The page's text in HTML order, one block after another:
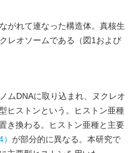
がれて連なった構造体。真核生
レオソームである（図1および
ムDNAに取り込まれ、ヌクレオ
ヒストンという。ヒストン亜種
き換わる。ヒストン亜種と主要
が部分的に異なる。本研究で